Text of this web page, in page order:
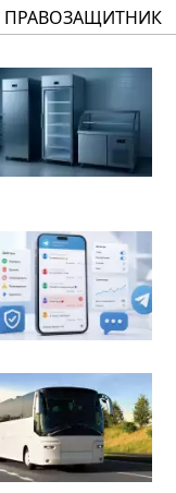
ПРАВОЗАЩИТНИК